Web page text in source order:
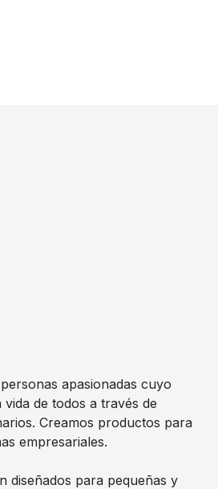
apasionadas cuyo
de todos a través de
Creamos productos para
empresariales.
diseñados para pequeñas y